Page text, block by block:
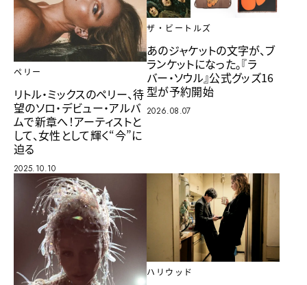
ペリー
リトル・ミックスのペリー、待
望のソロ・デビュー・アルバ
ムで新章へ！アーティストと
して、女性として輝く“今”に
迫る
2025.10.10
ザ・ビートルズ
あのジャケットの文字が、ブ
ランケットになった。『ラ
バー・ソウル』公式グッズ16
型が予約開始
2026.08.07
ハリウッド